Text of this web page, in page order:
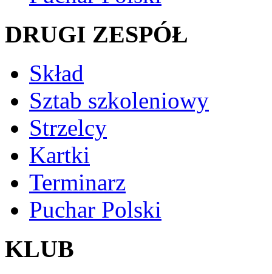
DRUGI ZESPÓŁ
Skład
Sztab szkoleniowy
Strzelcy
Kartki
Terminarz
Puchar Polski
KLUB